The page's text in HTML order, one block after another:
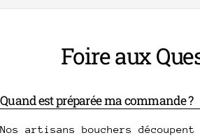
Foire aux
Quand est préparée ma commande ?
Nos artisans bouchers